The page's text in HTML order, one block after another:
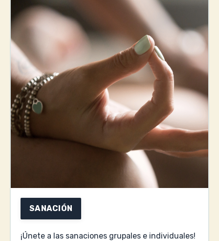
SANACIÓN
¡Únete a las sanaciones grupales e individuales!